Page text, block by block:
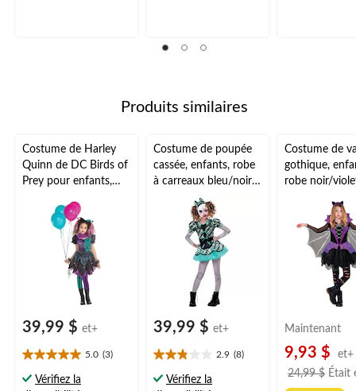
Produits similaires
Costume de Harley
Quinn de DC Birds of
Prey pour enfants,
noire/bleue/violette
avec serre-tête et
collant, choix de
39,99 $ et+
5.0 (3)
5.0
étoile(s)
Vérifiez la
Costume de poupée
cassée, enfants, robe
à carreaux bleu/noir
bandeau/masque/colli
er/gants/collants,
tailles variées
39,99 $ et+
2.9 (8)
2.9
étoile(s)
Vérifiez la
Costume de
gothique,
robe noir/
tailles variées
Maintenant
9,93 $
et+
24,99 $ Était